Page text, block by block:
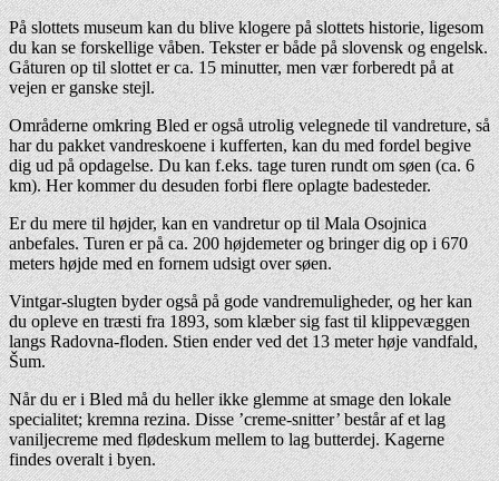
På slottets museum kan du blive klogere på slottets historie, ligesom
du kan se forskellige våben. Tekster er både på slovensk og engelsk.
Gåturen op til slottet er ca. 15 minutter, men vær forberedt på at
vejen er ganske stejl.
Områderne omkring Bled er også utrolig velegnede til vandreture, så
har du pakket vandreskoene i kufferten, kan du med fordel begive
dig ud på opdagelse. Du kan f.eks. tage turen rundt om søen (ca. 6
km). Her kommer du desuden forbi flere oplagte badesteder.
Er du mere til højder, kan en vandretur op til Mala Osojnica
anbefales. Turen er på ca. 200 højdemeter og bringer dig op i 670
meters højde med en fornem udsigt over søen.
Vintgar-slugten byder også på gode vandremuligheder, og her kan
du opleve en træsti fra 1893, som klæber sig fast til klippevæggen
langs Radovna-floden. Stien ender ved det 13 meter høje vandfald,
Šum.
Når du er i Bled må du heller ikke glemme at smage den lokale
specialitet; kremna rezina. Disse ’creme-snitter’ består af et lag
vaniljecreme med flødeskum mellem to lag butterdej. Kagerne
findes overalt i byen.